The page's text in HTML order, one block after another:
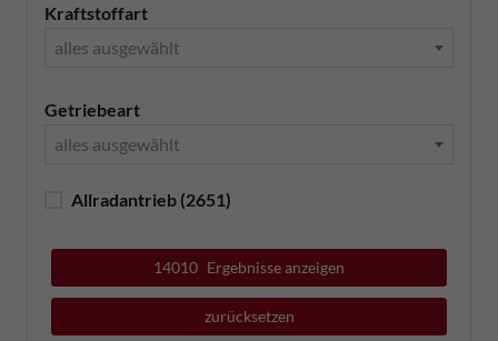
Kraftstoffart
alles ausgewählt
Getriebeart
alles ausgewählt
Allradantrieb (2651)
14010 Ergebnisse anzeigen
zurücksetzen